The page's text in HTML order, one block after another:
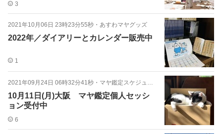
3
2021年10月06日 23時23分55秒 ・ あすわマヤグッズ
2022年／ダイアリーとカレンダー販売中
1
2021年09月24日 06時32分41秒 ・ マヤ鑑定スケジュール
10月11日(月)大阪 マヤ鑑定個人セッシ
ョン受付中
6